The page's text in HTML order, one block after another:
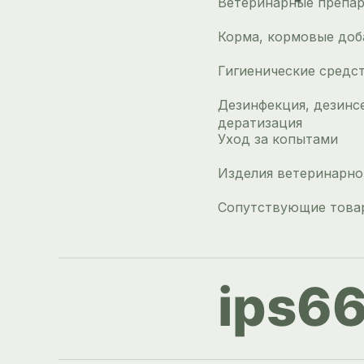
Корма, кормовые
Гигиенические
Дезинфекция,
дератизация
Уход за копытами
Изделия
Сопутствующие